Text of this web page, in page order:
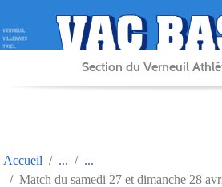
Section du Verneuil
Accueil
Match du samedi 27 et dimanche 28